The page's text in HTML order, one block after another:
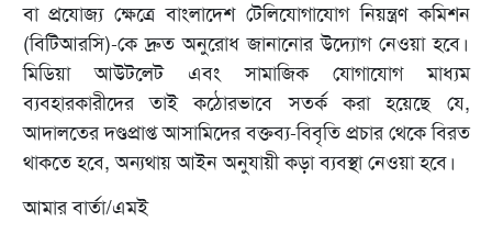
বা প্রযোজ্য ক্ষেত্রে বাংলাদেশ টেলিযোগাযোগ নিয়ন্ত্রণ কমিশন
(বিটিআরসি)-কে দ্রুত অনুরোধ জানানোর উদ্যোগ নেওয়া হবে।
মিডিয়া আউটলেট এবং সামাজিক যোগাযোগ মাধ্যম
ব্যবহারকারীদের তাই কঠোরভাবে সতর্ক করা হয়েছে যে,
আদালতের দণ্ডপ্রাপ্ত আসামিদের বক্তব্য-বিবৃতি প্রচার থেকে বিরত
থাকতে হবে, অন্যথায় আইন অনুযায়ী কড়া ব্যবস্থা নেওয়া হবে।
আমার বার্তা/এমই